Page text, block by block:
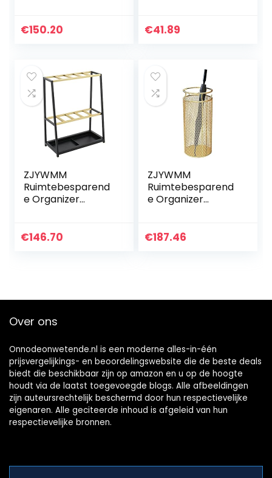
Paraplu Stand met
Restaurant Pub
Paraplu Emmer
€150.20 €41.89
ZJYWMM
Ruimtebesparend
e Organizer
Canes/Walking
Paraplu’s
Druppelbak (Maat:
€146.70
ZJYWMM
Ruimtebesparend
e Organizer
Rack Houder voor
Decor, Goud
€187.46
Over ons
Onnodeonwetende.nl is een moderne alles-in-één
prijsvergelijkings- en beoordelingswebsite die de beste deals
biedt die beschikbaar zijn op amazon en u op de hoogte
houdt via de laatst toegevoegde blogs. Alle afbeeldingen
zijn auteursrechtelijk beschermd door hun respectievelijke
eigenaren. Alle geciteerde inhoud is afgeleid van hun
respectievelijke bronnen.